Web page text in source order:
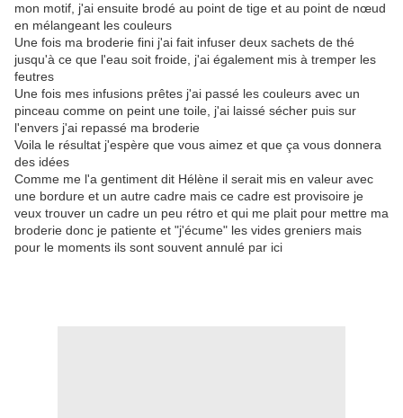
mon motif, j'ai ensuite brodé au point de tige et au point de nœud
en mélangeant les couleurs
Une fois ma broderie fini j'ai fait infuser deux sachets de thé
jusqu'à ce que l'eau soit froide, j'ai également mis à tremper les
feutres
Une fois mes infusions prêtes j'ai passé les couleurs avec un
pinceau comme on peint une toile, j'ai laissé sécher puis sur
l'envers j'ai repassé ma broderie
Voila le résultat j'espère que vous aimez et que ça vous donnera
des idées
Comme me l'a gentiment dit Hélène il serait mis en valeur avec
une bordure et un autre cadre mais ce cadre est provisoire je
veux trouver un cadre un peu rétro et qui me plait pour mettre ma
broderie donc je patiente et "j'écume" les vides greniers mais
pour le moments ils sont souvent annulé par ici